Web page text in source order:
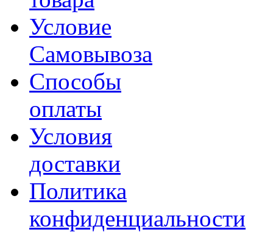
Условие
Самовывоза
Способы
оплаты
Условия
доставки
Политика
конфиденциальности